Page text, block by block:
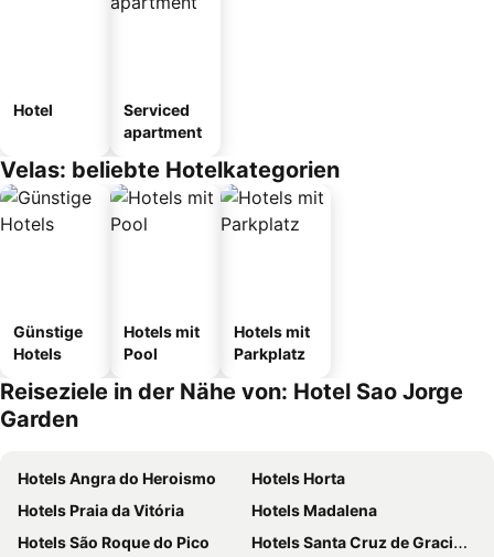
Hotel
Serviced
apartment
Velas: beliebte Hotelkategorien
Günstige
Hotels
Hotels mit
Pool
Hotels mit
Parkplatz
Reiseziele in der Nähe von: Hotel Sao Jorge
Garden
Hotels Angra do Heroismo
Hotels Horta
Hotels Praia da Vitória
Hotels Madalena
Hotels São Roque do Pico
Hotels Santa Cruz de Graciosa